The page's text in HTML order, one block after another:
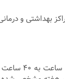
بهداشتی و
بر اساس